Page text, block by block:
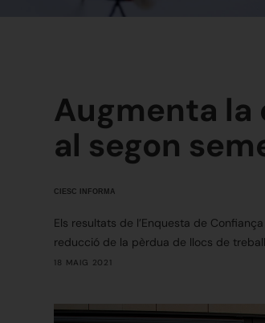
Augmenta la
al segon
CIESC INFORMA
Els resultats de l’Enquesta de
reducció de la pèrdua de llocs de
18 MAIG 2021